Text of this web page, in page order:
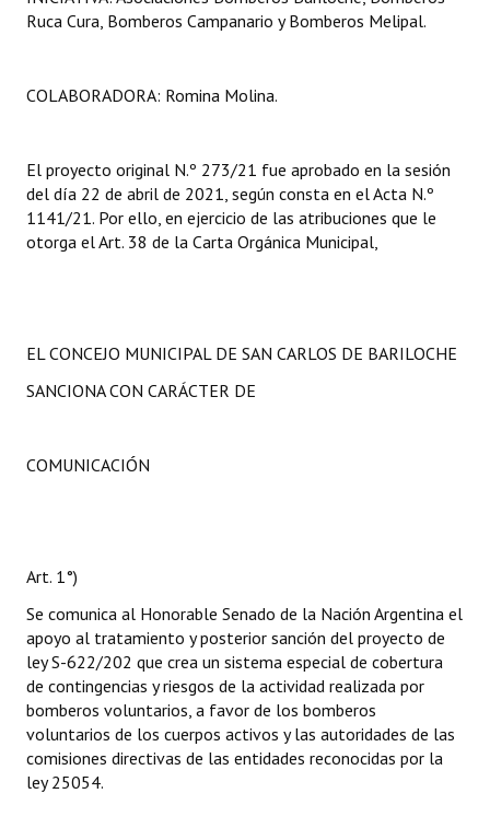
Ruca Cura, Bomberos Campanario y Bomberos Melipal.
COLABORADORA: Romina Molina.
El proyecto original N.º 273/21 fue aprobado en la sesión
del día 22 de abril de 2021, según consta en el Acta N.º
1141/21. Por ello, en ejercicio de las atribuciones que le
otorga el Art. 38 de la Carta Orgánica Municipal,
EL CONCEJO MUNICIPAL DE SAN CARLOS DE BARILOCHE
SANCIONA CON CARÁCTER DE
COMUNICACIÓN
Art. 1°)
Se comunica al Honorable Senado de la Nación Argentina el
apoyo al tratamiento y posterior sanción del proyecto de
ley S-622/202 que crea un sistema especial de cobertura
de contingencias y riesgos de la actividad realizada por
bomberos voluntarios, a favor de los bomberos
voluntarios de los cuerpos activos y las autoridades de las
comisiones directivas de las entidades reconocidas por la
ley 25054.